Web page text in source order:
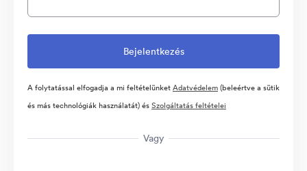
A folytatással elfogadja a mi feltételünketAdatvédelem(beleértve a sütik
és más technológiák használatát) ésSzolgáltatás feltételei
Vagy